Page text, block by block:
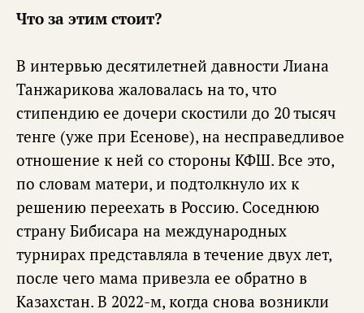
Что за этим стоит?
В интервью десятилетней давности Лиана
Танжарикова жаловалась на то, что
стипендию ее дочери скостили до 20 тысяч
тенге (уже при Есенове), на несправедливое
отношение к ней со стороны КФШ. Все это,
по словам матери, и подтолкнуло их к
решению переехать в Россию. Соседнюю
страну Бибисара на международных
турнирах представляла в течение двух лет,
после чего мама привезла ее обратно в
Казахстан. В 2022-м, когда снова возникли